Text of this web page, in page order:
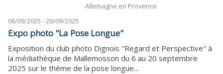
Allemagne en Provence
06/09/2025 - 20/09/2025
Expo photo "La Pose Longue"
Exposition du club photo Dignois "Regard et Perspective" à
la médiathèque de Mallemosson du 6 au 20 septembre
2025 sur le thème de la pose longue...